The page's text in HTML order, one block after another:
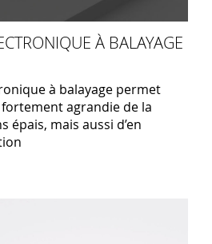
À BALAYAGE
à balayage permet
agrandie de la
épais, mais aussi d’en